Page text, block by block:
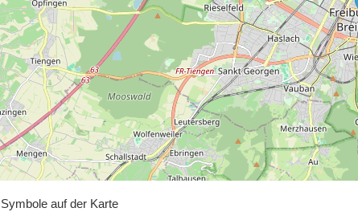
Symbole auf der Karte